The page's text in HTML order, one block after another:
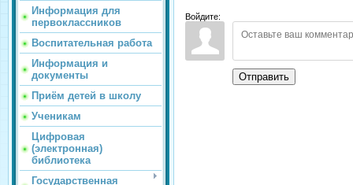
Информация для
первоклассников
Воспитательная работа
Информация и
документы
Приём детей в школу
Ученикам
Цифровая
(электронная)
библиотека
Государственная
Войдите:
Отправить